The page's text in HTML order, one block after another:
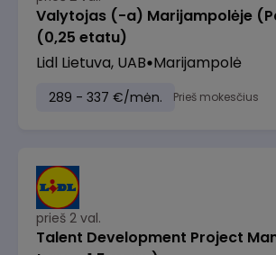
Valytojas (-a) Marijampolėje
(0,25 etatu)
Lidl Lietuva, UAB Marijampolė
289 - 337 €/mėn. Prieš mokesčius
prieš 2 val.
Talent Development Project